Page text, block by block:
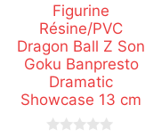
Figurine
Résine/PVC
Dragon Ball Z Son
Goku Banpresto
Dramatic
Showcase 13 cm